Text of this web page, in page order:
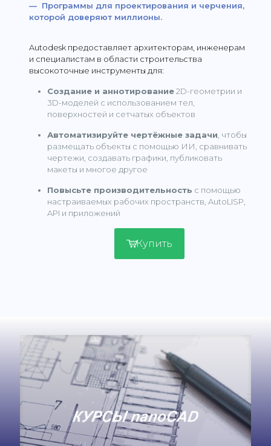
— Программы для проектирования и черчения,
которой доверяют миллионы.
Autodesk предоставляет архитекторам, инженерам
и специалистам в области строительства
высокоточные инструменты для:
Создание и аннотирование2D-геометрии и
3D-моделей с использованием тел,
поверхностей и сетчатых объектов
Автоматизируйте чертёжные задачи, чтобы
размещать объекты с помощью ИИ, сравнивать
чертежи, создавать графики, публиковать
макеты и многое другое
Повысьте производительность с помощью
настраиваемых рабочих пространств, AutoLISP,
API и приложений
Купить